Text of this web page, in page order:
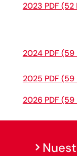
2023 PDF (52
2024 PDF (59
2025 PDF (59
2026 PDF (59